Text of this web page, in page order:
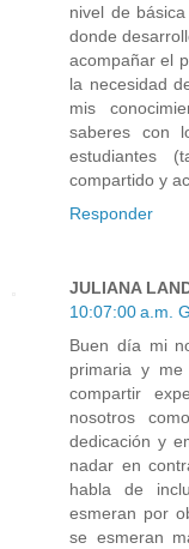
nivel de
donde
acompañar el
la necesidad
mis
saberes con
estudiantes
compartido y
Responder
JULIANA
10:07:00 a.m.
Buen día mi
primaria y
compartir
nosotros
dedicación y
nadar en
habla de
esmeran por
se esmeran